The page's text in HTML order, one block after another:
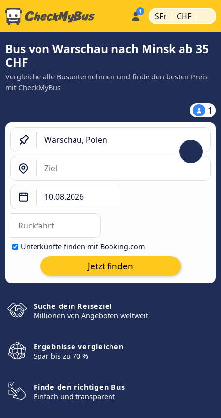
SFr | CHF |
Bus von Warschau nach Minsk ab 35
CHF
Vergleiche alle Busunternehmen und finde den besten Preis
mit CheckMyBus
1
Unterkünfte finden mit Booking.com
Jetzt finden
Suche dein Reiseziel
Millionen von Angeboten weltweit
Ergebnisse vergleichen
Spar bis zu 70 %
Finde den richtigen Bus
Einfach und transparent